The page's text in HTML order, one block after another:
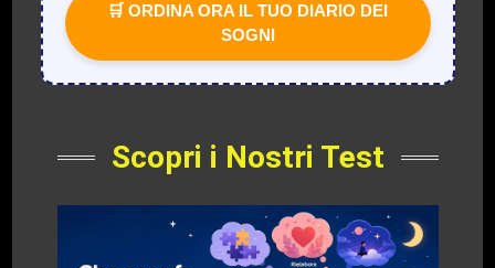
🛒 ORDINA ORA IL TUO DIARIO DEI
SOGNI
Scopri i Nostri Test